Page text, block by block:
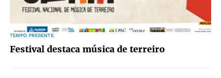
TEMPO PRESENTE
Festival destaca música de terreiro